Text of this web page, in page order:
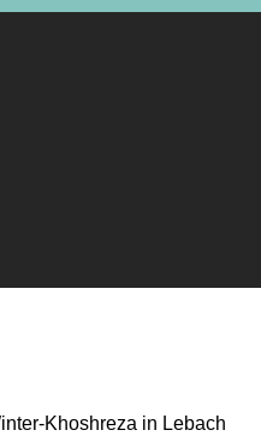
Khoshreza in Lebach